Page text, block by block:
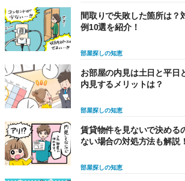
部屋探しの知恵
間取りで失敗した箇所は？
例10選を紹介！
部屋探しの知恵
お部屋の内見は土日と平日
内見するメリットは？
部屋探しの知恵
賃貸物件を見ないで決める
ない場合の対処方法も解説！